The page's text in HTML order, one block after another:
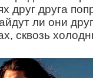
друг друга
ли они
сквозь